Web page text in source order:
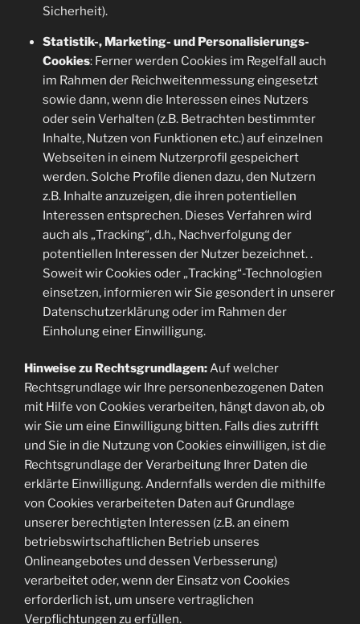
Sicherheit).
Statistik-, Marketing- und Personalisierungs-
Cookies: Ferner werden Cookies im Regelfall auch
im Rahmen der Reichweitenmessung eingesetzt
sowie dann, wenn die Interessen eines Nutzers
oder sein Verhalten (z.B. Betrachten bestimmter
Inhalte, Nutzen von Funktionen etc.) auf einzelnen
Webseiten in einem Nutzerprofil gespeichert
werden. Solche Profile dienen dazu, den Nutzern
z.B. Inhalte anzuzeigen, die ihren potentiellen
Interessen entsprechen. Dieses Verfahren wird
auch als „Tracking“, d.h., Nachverfolgung der
potentiellen Interessen der Nutzer bezeichnet. .
Soweit wir Cookies oder „Tracking“-Technologien
einsetzen, informieren wir Sie gesondert in unserer
Datenschutzerklärung oder im Rahmen der
Einholung einer Einwilligung.
Hinweise zu Rechtsgrundlagen:Auf welcher
Rechtsgrundlage wir Ihre personenbezogenen Daten
mit Hilfe von Cookies verarbeiten, hängt davon ab, ob
wir Sie um eine Einwilligung bitten. Falls dies zutrifft
und Sie in die Nutzung von Cookies einwilligen, ist die
Rechtsgrundlage der Verarbeitung Ihrer Daten die
erklärte Einwilligung. Andernfalls werden die mithilfe
von Cookies verarbeiteten Daten auf Grundlage
unserer berechtigten Interessen (z.B. an einem
betriebswirtschaftlichen Betrieb unseres
Onlineangebotes und dessen Verbesserung)
verarbeitet oder, wenn der Einsatz von Cookies
erforderlich ist, um unsere vertraglichen
Verpflichtungen zu erfüllen.